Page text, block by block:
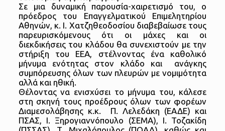
Σε μια δυναμική παρουσία-χαιρετισμό του, ο
πρόεδρος του Επαγγελματικού Επιμελητηρίου
Αθηνών, κ. Ι. Χατζηθεοδοσίου διαβεβαίωσε τους
παρευρισκόμενους ότι οι μάχες και οι
διεκδικήσεις του κλάδου θα συνεχιστούν με την
στήριξη του ΕΕΑ, στέλνοντας ένα καθολικό
μήνυμα ενότητας στον κλάδο και ανάγκης
συμπόρευσης όλων των πλευρών με νομιμότητα
αλλά και ηθική.
Θέλοντας να ενισχύσει το μήνυμα του, κάλεσε
στη σκηνή τους προέδρους όλων των φορέων
Διαμεσολάβησης κ.κ. Π. Λελεδάκη (ΕΑΔΕ) και
ΠΣΑΣ, Ι. Ξηρογιαννόπουλο (ΣΕΜΑ), Ι. Τοζακίδη